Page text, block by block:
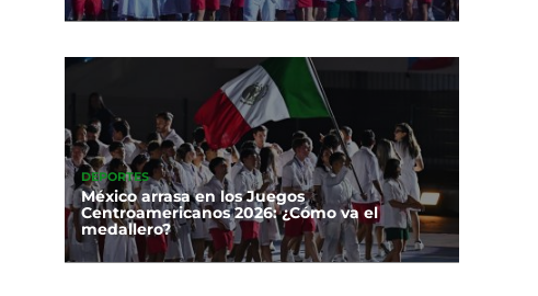
DEPORTES
México arrasa en los Juegos
Centroamericanos 2026: ¿Cómo va el
medallero?